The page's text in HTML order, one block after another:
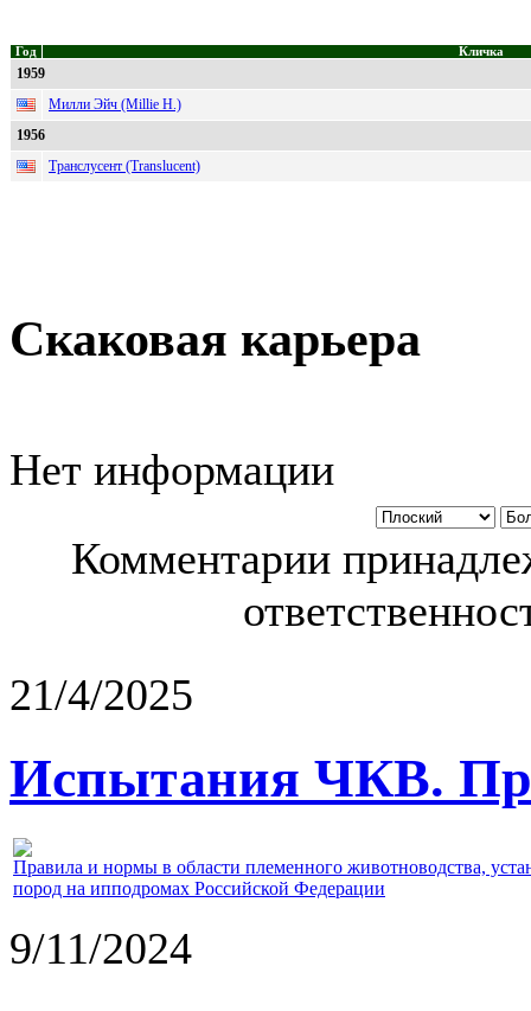
Год Кличка
1959
Милли Эйч (Millie H.)
1956
Транслусент (Translucent)
Скаковая карьера
Нет информации
Комментарии
21/4/2025
Испытания ЧКВ.
Правила и нормы в области племенного животноводства,
пород на ипподромах Российской Федерации
9/11/2024